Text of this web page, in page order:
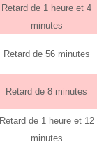
Retard de 1 heure et 4
minutes
Retard de 56 minutes
Retard de 8 minutes
Retard de 1 heure et 12
minutes